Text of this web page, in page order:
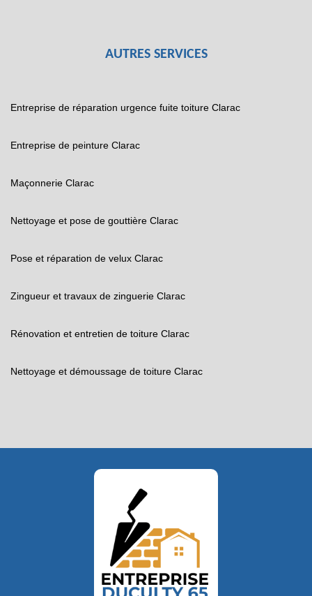
AUTRES SERVICES
Entreprise de réparation urgence fuite toiture Clarac
Entreprise de peinture Clarac
Maçonnerie Clarac
Nettoyage et pose de gouttière Clarac
Pose et réparation de velux Clarac
Zingueur et travaux de zinguerie Clarac
Rénovation et entretien de toiture Clarac
Nettoyage et démoussage de toiture Clarac